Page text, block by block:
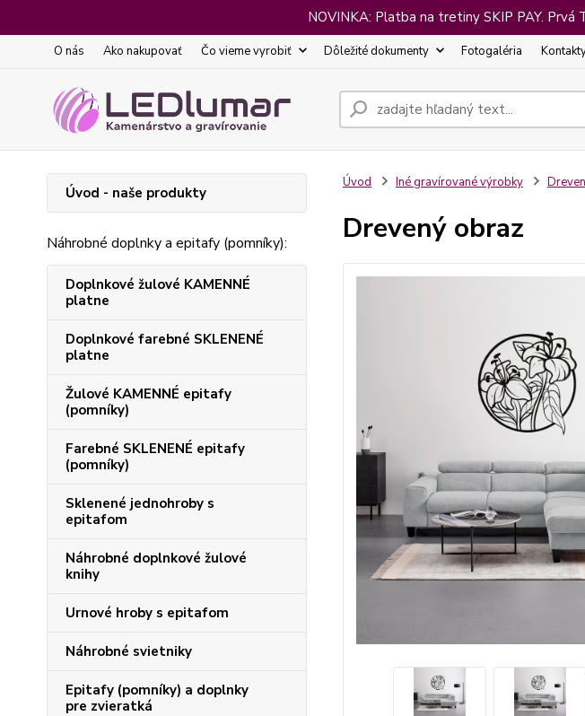
NOVINKA: Platba na tretiny SKIP PAY.
O nás Ako nakupovať Čo vieme vyrobiť Dôležité dokumenty Fotogaléria
Úvod - naše produkty
Náhrobné doplnky a epitafy (pomníky):
Doplnkové žulové KAMENNÉ
platne
Doplnkové farebné SKLENENÉ
platne
Žulové KAMENNÉ epitafy
(pomníky)
Farebné SKLENENÉ epitafy
(pomníky)
Sklenené jednohroby s
epitafom
Náhrobné doplnkové žulové
knihy
Urnové hroby s epitafom
Náhrobné svietniky
Epitafy (pomníky) a doplnky
pre zvieratká
Úvod Iné gravírované výrobky
Drevený obraz